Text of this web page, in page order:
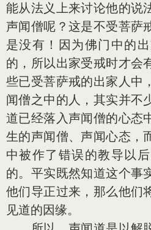
能从法义上来讨论他的说
声闻僧呢？这是不受菩萨
是没有！因为佛门中的
的，所以出家受戒时才会
些已受菩萨戒的出家人中
闻僧之中的人，其实并不
道已经落入声闻僧的心态
生的声闻僧、声闻心态，
中被作了错误的教导以
的。平实既然知道这个事
他们导正过来，那么他们
见道的因缘。